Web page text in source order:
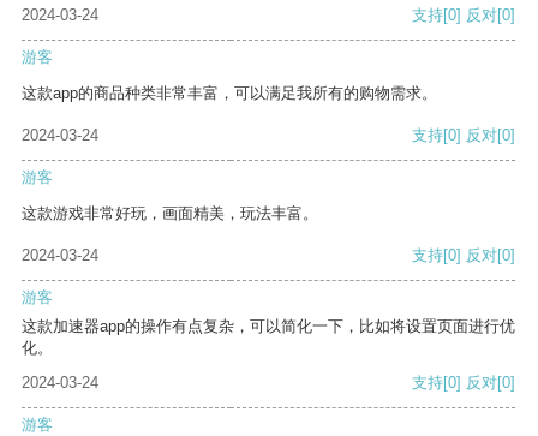
2024-03-24 支持[0] 反对[0]
游客
这款app的商品种类非常丰富，可以满足我所有的购物需求。
2024-03-24 支持[0] 反对[0]
游客
这款游戏非常好玩，画面精美，玩法丰富。
2024-03-24 支持[0] 反对[0]
游客
这款加速器app的操作有点复杂，可以简化一下，比如将设置页面进行优
化。
2024-03-24
支持[0] 反对[0]
游客